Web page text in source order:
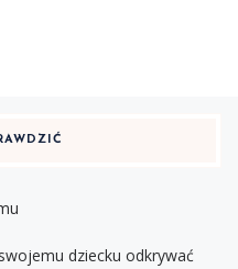
dziecku odkrywać